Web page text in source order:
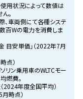
用状況によって数値は
。
、車両側にて各種システ
百Wの電力を消費しま
安単価」（2022年7月
点）
リン乗用車のWLTCモー
燃費。
年度全国平均）
時点）